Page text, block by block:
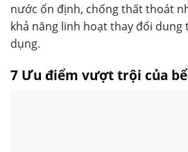
nước ổn định, chống thất thoát
khả năng linh hoạt thay đổi
dụng.
7 Ưu điểm vượt trội của bể